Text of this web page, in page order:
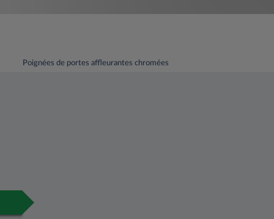
Poignées de portes affleurantes chromées